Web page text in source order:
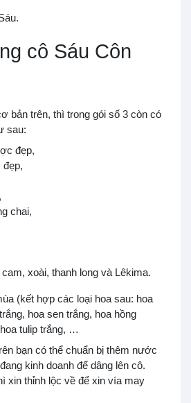
cô Sáu Côn
bản trên, thì trong gói số 3 còn có
sau:
đẹp,
đẹp,
chai,
xoài, thanh long và Lêkima.
(kết hợp các loại hoa sau: hoa
hoa sen trắng, hoa hồng
tulip trắng, …
bạn có thể chuẩn bị thêm nước
kinh doanh để dâng lên cô.
xin thỉnh lộc về để xin vía may